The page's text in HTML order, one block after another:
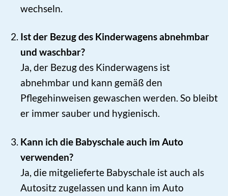
wechseln.
Ist der Bezug des Kinderwagens abnehmbar
und waschbar?
Ja, der Bezug des Kinderwagens ist
abnehmbar und kann gemäß den
Pflegehinweisen gewaschen werden. So bleibt
er immer sauber und hygienisch.
Kann ich die Babyschale auch im Auto
verwenden?
Ja, die mitgelieferte Babyschale ist auch als
Autositz zugelassen und kann im Auto